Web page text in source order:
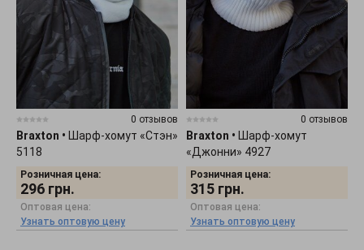
0 отзывов
Braxton •
Шарф-хомут «Стэн»
5118
Розничная цена:
296 грн.
Оптовая цена:
Узнать оптовую цену
0 отзывов
Braxton •
Шарф-хомут
«Джонни» 4927
Розничная цена:
315 грн.
Оптовая цена:
Узнать оптовую цену